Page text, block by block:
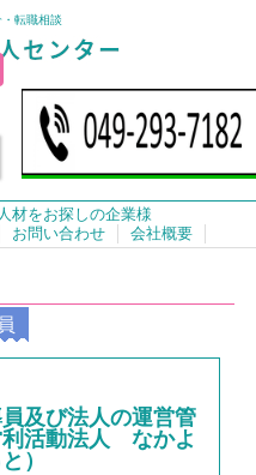
転職相談
人材をお探しの企業様
お問い合わせ 会社概要
及び法人の運営管
利活動法人 なかよ
）